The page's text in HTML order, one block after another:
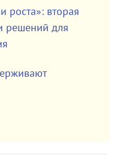
роста»: вторая
решений для